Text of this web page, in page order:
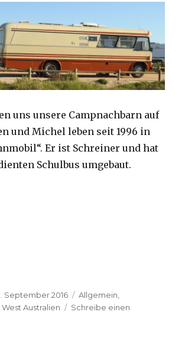
uns unsere Campnachbarn auf
und Michel leben seit 1996 in
Er ist Schreiner und hat
Schulbus umgebaut.
September 2016 Kategorien
Allgemein
,West Australien
Schreibe einen